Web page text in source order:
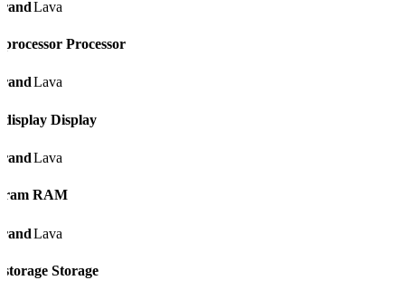
Lava
Processor
Lava
Display
Lava
RAM
Lava
Storage